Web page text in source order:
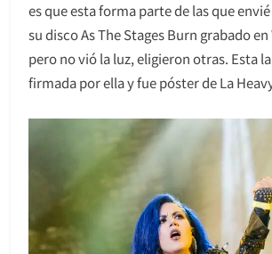
es que esta forma parte de las que
su disco As The Stages Burn grabado en
pero no vió la luz, eligieron otras. Esta
firmada por ella y fue póster de La